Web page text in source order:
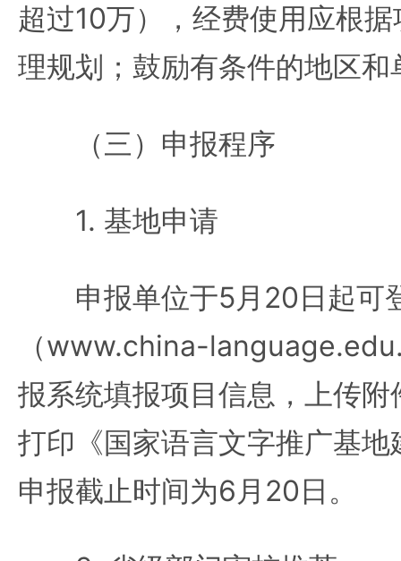
超过10万），经费使用应根
理规划；鼓励有条件的地区
（三）申报程序
1. 基地申请
申报单位于5月20日起可
（www.china-
报系统填报项目信息，上传
打印《国家语言文字推广基
申报截止时间为6月20日。